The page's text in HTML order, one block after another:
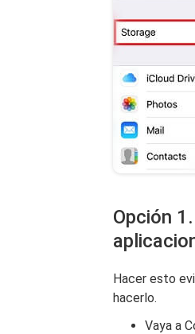
Opción
Hacer esto
hacerlo.
Vaya a